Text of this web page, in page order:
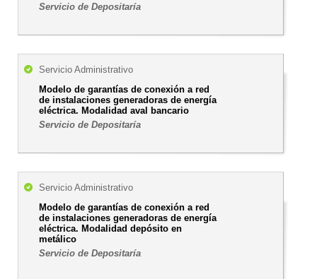
Servicio de Depositaría
Servicio Administrativo
Modelo de garantías de conexión a red
de instalaciones generadoras de energía
eléctrica. Modalidad aval bancario
Servicio de Depositaría
Servicio Administrativo
Modelo de garantías de conexión a red
de instalaciones generadoras de energía
eléctrica. Modalidad depósito en
metálico
Servicio de Depositaría